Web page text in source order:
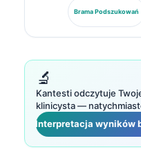
Niemieckiego
specjalizuje się w
Brama Podszukowań
🔬
Kantesti odczytuje
klinicysta —
Interpretacja wyników